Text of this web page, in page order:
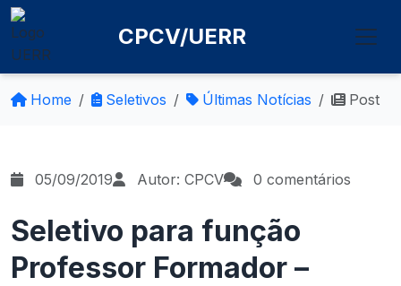
CPCV/UERR
Home Seletivos Últimas Notícias Post
05/09/2019 Autor: CPCV 0 comentários
Seletivo para função
Professor Formador –